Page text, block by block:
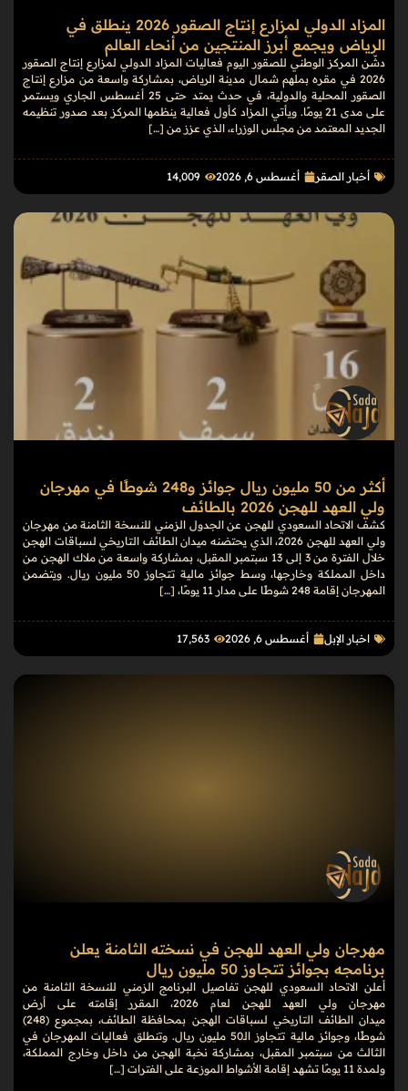
المزاد الدولي لمزارع إنتاج الصقور 2026 ينطلق في
الرياض ويجمع أبرز المنتجين من أنحاء العالم
دشّن المركز الوطني للصقور اليوم فعاليات المزاد الدولي لمزارع إنتاج الصقور
2026 في مقره بملهم شمال مدينة الرياض، بمشاركة واسعة من مزارع إنتاج
الصقور المحلية والدولية، في حدث يمتد حتى 25 أغسطس الجاري ويستمر
على مدى 21 يومًا. ويأتي المزاد كأول فعالية ينظمها المركز بعد صدور تنظيمه
الجديد المعتمد من مجلس الوزراء، الذي عزز من […]
أخبار الصقر أغسطس 6, 2026 14٬009
أكثر من 50 مليون ريال جوائز و248 شوطًا في مهرجان
ولي العهد للهجن 2026 بالطائف
كشف الاتحاد السعودي للهجن عن الجدول الزمني للنسخة الثامنة من مهرجان
ولي العهد للهجن 2026، الذي يحتضنه ميدان الطائف التاريخي لسباقات الهجن
خلال الفترة من 3 إلى 13 سبتمبر المقبل، بمشاركة واسعة من ملاك الهجن من
داخل المملكة وخارجها، وسط جوائز مالية تتجاوز 50 مليون ريال. ويتضمن
المهرجان إقامة 248 شوطًا على مدار 11 يومًا، […]
اخبار الإبل أغسطس 6, 2026 17٬563
مهرجان ولي العهد للهجن في نسخته الثامنة يعلن
برنامجه بجوائز تتجاوز 50 مليون ريال
أعلن الاتحاد السعودي للهجن تفاصيل البرنامج الزمني للنسخة الثامنة من
مهرجان ولي العهد للهجن لعام 2026، المقرر إقامته على أرض
ميدان الطائف التاريخي لسباقات الهجن بمحافظة الطائف، بمجموع (248)
شوطًا، وجوائز مالية تتجاوز الـ50 مليون ريال. وتنطلق فعاليات المهرجان في
الثالث من سبتمبر المقبل، بمشاركة نخبة الهجن من داخل وخارج المملكة،
ولمدة 11 يومًا تشهد إقامة الأشواط الموزعة على الفترات […]